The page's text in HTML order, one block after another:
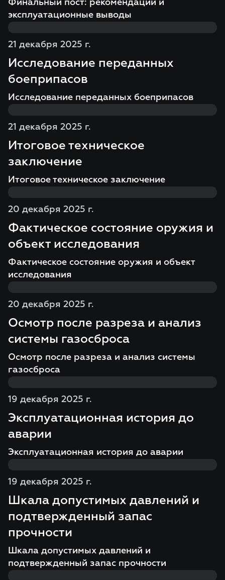
Финальный пост: рекомендации и
эксплуатационные выводы
21 декабря 2025 г.
Исследование переданных
боеприпасов
Исследование переданных боеприпасов
21 декабря 2025 г.
Итоговое техническое
заключение
Итоговое техническое заключение
20 декабря 2025 г.
Фактическое состояние оружия и
объект исследования
Фактическое состояние оружия и объект
исследования
20 декабря 2025 г.
Осмотр после разреза и анализ
системы газосброса
Осмотр после разреза и анализ системы
газосброса
19 декабря 2025 г.
Эксплуатационная история до
аварии
Эксплуатационная история до аварии
19 декабря 2025 г.
Шкала допустимых давлений и
подтвержденный запас
прочности
Шкала допустимых давлений и
подтвержденный запас прочности